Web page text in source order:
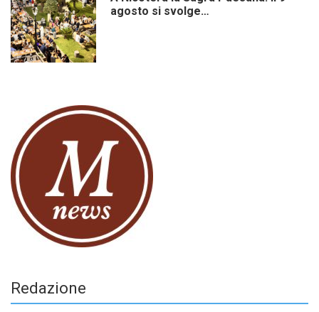
agosto si svolge…
Redazione